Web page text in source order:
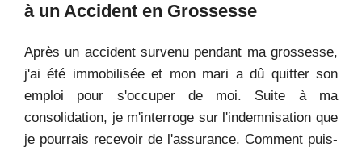
à un Accident en Grossesse
Après un accident survenu pendant ma grossesse,
j'ai été immobilisée et mon mari a dû quitter son
emploi pour s'occuper de moi. Suite à ma
consolidation, je m'interroge sur l'indemnisation que
je pourrais recevoir de l'assurance. Comment puis-